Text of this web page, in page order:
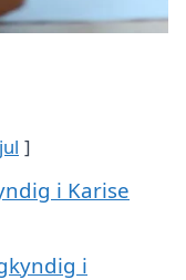
i Karise
i